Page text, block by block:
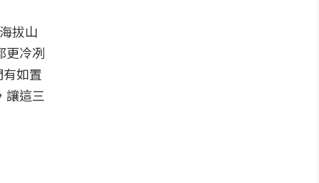
拔山
更冷冽
如置
讓這三